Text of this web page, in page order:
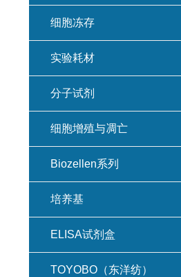
细胞冻存
实验耗材
分子试剂
细胞增殖与凋亡
Biozellen系列
培养基
ELISA试剂盒
TOYOBO（东洋纺）